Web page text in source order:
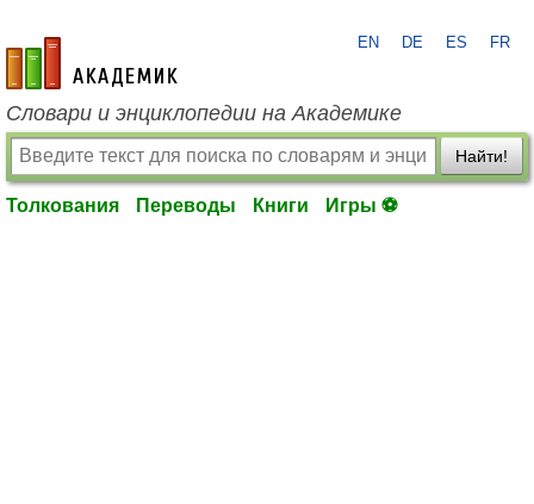
academic.ru
EN DE ES FR
Словари и энциклопедии на Академике
Найти!
Толкования Переводы Книги Игры ⚽